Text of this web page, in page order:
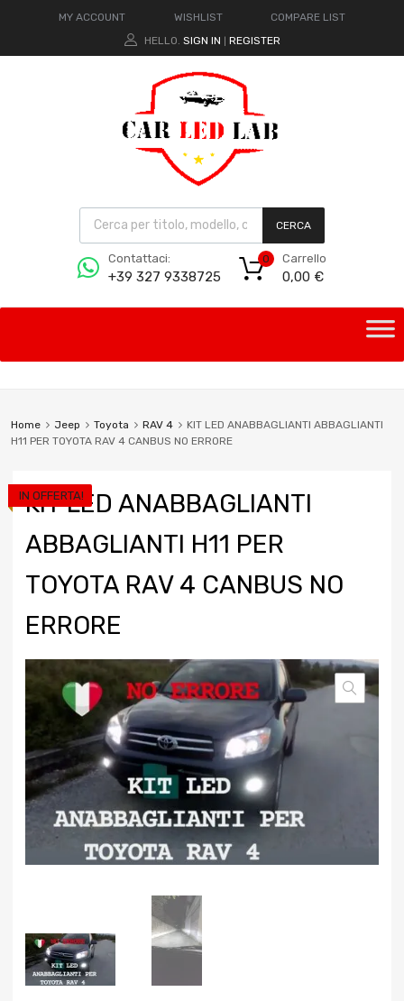
MY ACCOUNT WISHLIST
COMPARE LIST
HELLO. SIGN IN REGISTER
CERCA
Contattaci:
+39 327 9338725
Carrello
0,00 €
0
Home Jeep Toyota RAV 4
KIT LED ANABBAGLIANTI ABBAGLIANTI
H11 PER TOYOTA RAV 4 CANBUS NO ERRORE
KIT LED ANABBAGLIANTI
ABBAGLIANTI H11 PER
TOYOTA RAV 4 CANBUS NO
ERRORE
IN OFFERTA!